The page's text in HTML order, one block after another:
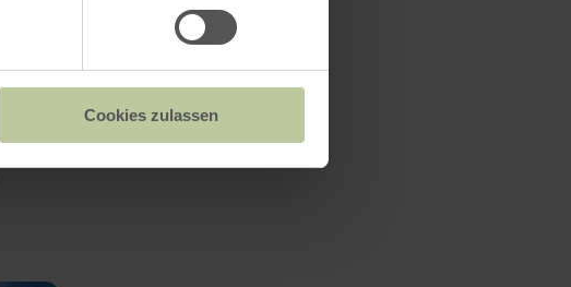
Cookies zulassen